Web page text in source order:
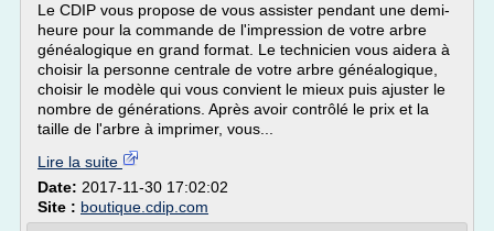
Le CDIP vous propose de vous assister pendant une demi-
heure pour la commande de l'impression de votre arbre
généalogique en grand format. Le technicien vous aidera à
choisir la personne centrale de votre arbre généalogique,
choisir le modèle qui vous convient le mieux puis ajuster le
nombre de générations. Après avoir contrôlé le prix et la
taille de l'arbre à imprimer, vous...
Lire la suite
Date: 2017-11-30 17:02:02
Site : boutique.cdip.com